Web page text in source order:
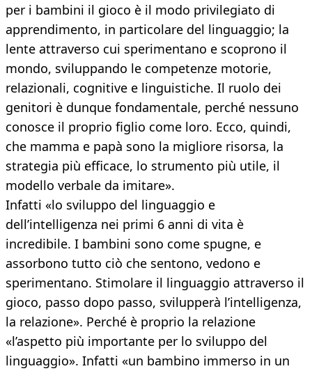
per i bambini il gioco è il modo privilegiato di
apprendimento, in particolare del linguaggio; la
lente attraverso cui sperimentano e scoprono il
mondo, sviluppando le competenze motorie,
relazionali, cognitive e linguistiche. Il ruolo dei
genitori è dunque fondamentale, perché nessuno
conosce il proprio figlio come loro. Ecco, quindi,
che mamma e papà sono la migliore risorsa, la
strategia più efficace, lo strumento più utile, il
modello verbale da imitare».
Infatti «lo sviluppo del linguaggio e
dell’intelligenza nei primi 6 anni di vita è
incredibile. I bambini sono come spugne, e
assorbono tutto ciò che sentono, vedono e
sperimentano. Stimolare il linguaggio attraverso il
gioco, passo dopo passo, svilupperà l’intelligenza,
la relazione». Perché è proprio la relazione
«l’aspetto più importante per lo sviluppo del
linguaggio». Infatti «un bambino immerso in un